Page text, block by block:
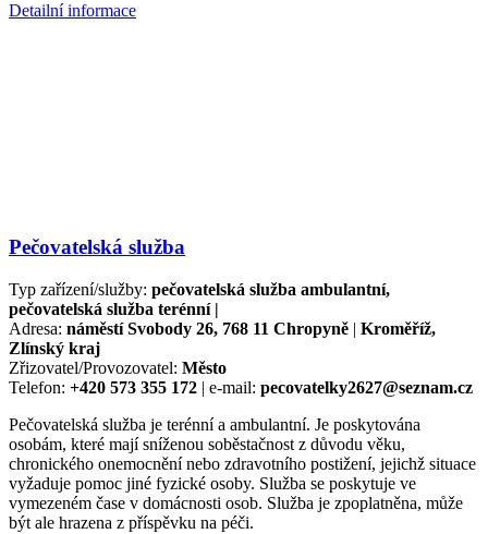
Detailní informace
Pečovatelská služba
Typ zařízení/služby: pečovatelská služba ambulantní,
pečovatelská služba terénní |
Adresa: náměstí Svobody 26, 768 11 Chropyně | Kroměříž,
Zlínský kraj
Zřizovatel/Provozovatel: Město
Telefon: +420 573 355 172 | e-mail: pecovatelky2627@seznam.cz
Pečovatelská služba je terénní a ambulantní. Je poskytována
osobám, které mají sníženou soběstačnost z důvodu věku,
chronického onemocnění nebo zdravotního postižení, jejichž situace
vyžaduje pomoc jiné fyzické osoby. Služba se poskytuje ve
vymezeném čase v domácnosti osob. Služba je zpoplatněna, může
být ale hrazena z příspěvku na péči.